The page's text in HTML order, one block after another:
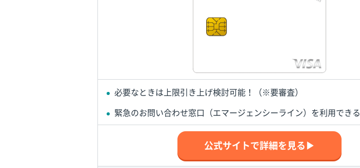
必要なときは上限引き上げ検討可能！（※要審査）
緊急のお問い合わせ窓口（エマージェンシーライン）を利用できる
公式サイトで詳細を見る▶